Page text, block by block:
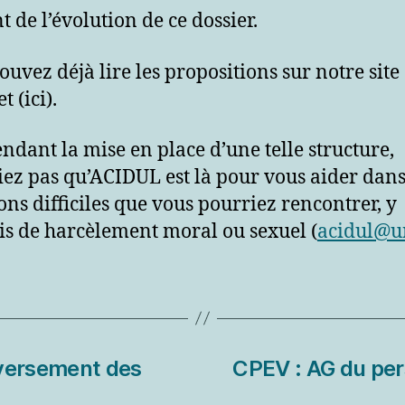
de l’évolution de ce dossier.
déjà lire les propositions sur notre site
(ici).
la mise en place d’une telle structure,
pas qu’ACIDUL est là pour vous aider
difficiles que vous pourriez rencontrer, y
de harcèlement moral ou sexuel (
des CPEV : AG du